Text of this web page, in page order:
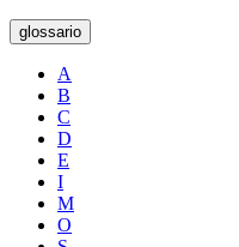
glossario
A
B
C
D
E
I
M
O